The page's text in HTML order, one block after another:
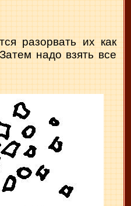
разорвать их как
надо взять все